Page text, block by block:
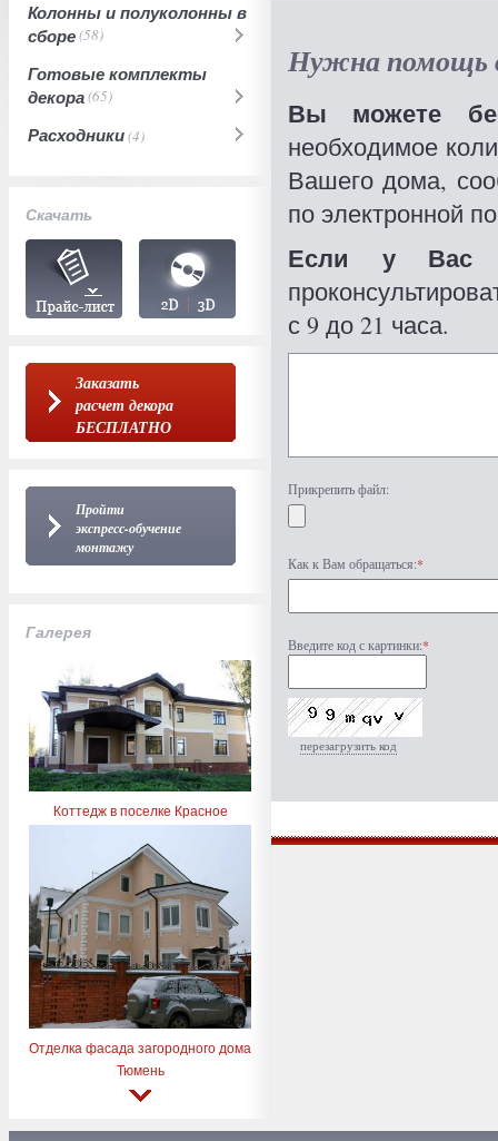
Колонны и полуколонны в
сборе(58)
Готовые комплекты
декора(65)
Расходники(4)
Скачать
Заказать
расчет декора
БЕСПЛАТНО
Пройти
экспресс-обучение
монтажу
Галерея
Коттедж в поселке Красное
Отделка фасада загородного дома
Тюмень
Нужна помощь
Вы можете
необходимое
Вашего дома,
по электронной
Если у Вас
с 9 до 21 часа.
Прикрепить файл:
Как к Вам обращаться:*
Введите код с картинки:*
перезагрузить код